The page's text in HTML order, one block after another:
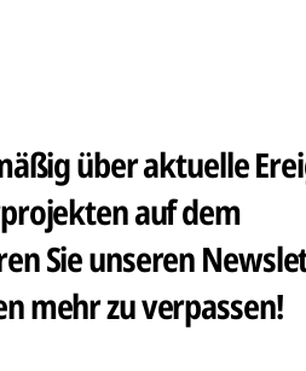
über aktuelle
auf dem
Sie unseren
mehr zu verpassen!